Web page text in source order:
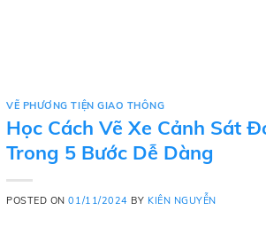
VẼ PHƯƠNG TIỆN GIAO THÔNG
Học Cách Vẽ Xe Cảnh Sát
Trong 5 Bước Dễ Dàng
POSTED ON01/11/2024 BY KIÊN NGUYỄN